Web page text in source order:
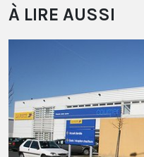
À LIRE AUSSI